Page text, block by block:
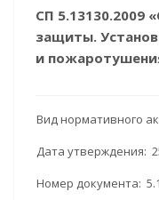
СП 5.13130.2009
защиты.
и
Вид нормативного
Дата утверждения:
Номер документа: